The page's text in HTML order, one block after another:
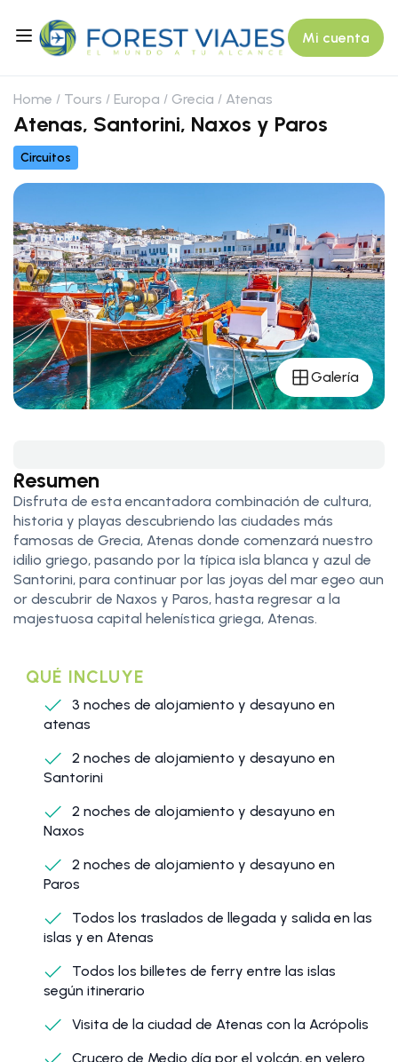
Mi cuenta
Home Tours Europa Grecia Atenas
Atenas, Santorini, Naxos y Paros
Circuitos
Galería
Resumen
Disfruta de esta encantadora combinación de cultura,
historia y playas descubriendo las ciudades más
famosas de Grecia, Atenas donde comenzará nuestro
idilio griego, pasando por la típica isla blanca y azul de
Santorini, para continuar por las joyas del mar egeo aun
or descubrir de Naxos y Paros, hasta regresar a la
majestuosa capital helenística griega, Atenas.
QUÉ INCLUYE
3 noches de alojamiento y desayuno en
atenas
2 noches de alojamiento y desayuno en
Santorini
2 noches de alojamiento y desayuno en
Naxos
2 noches de alojamiento y desayuno en
Paros
Todos los traslados de llegada y salida en las
islas y en Atenas
Todos los billetes de ferry entre las islas
según itinerario
Visita de la ciudad de Atenas con la Acrópolis
Crucero de Medio día por el volcán, en velero